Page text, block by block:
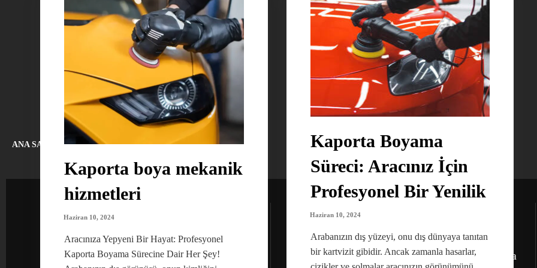
Kaporta boya mekanik
hizmetleri
Haziran 10, 2024
Aracınıza Yepyeni Bir Hayat: Profesyonel
Kaporta Boyama Sürecine Dair Her Şey!
Kaporta Boyama
Süreci: Aracınız İçin
Profesyonel Bir Yenilik
Haziran 10, 2024
Arabanızın dış yüzeyi, onu dış dünyaya tanıtan
bir kartvizit gibidir. Ancak zamanla hasarlar,
ANA SAYFA HAKKIMIZDA BLOG İLETIŞIM
İLETİŞİM
+90 533 382 81 90
Adres:
Bahçekapı, 2549. Sk. Etimesgut/Ankara